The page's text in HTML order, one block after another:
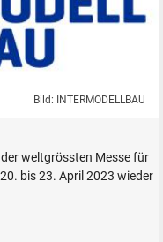
Modellsport
Bild: INTERMODELLBAU
weltgrössten Messe für
bis 23. April 2023 wieder